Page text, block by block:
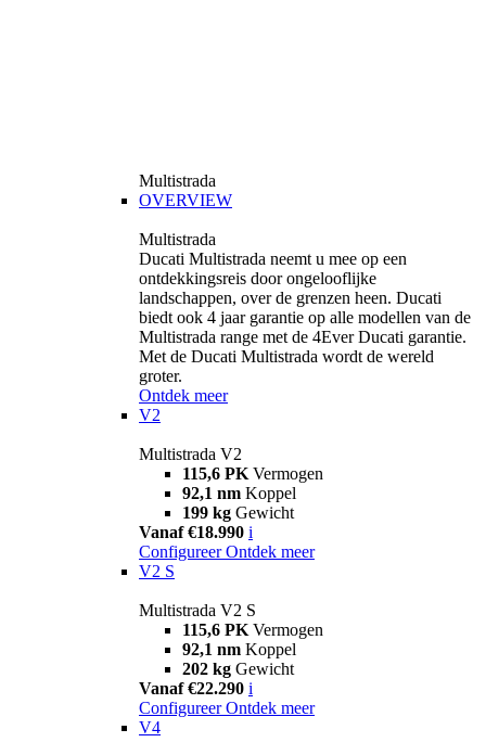
Multistrada
OVERVIEW
Multistrada
Ducati Multistrada neemt u mee op een
ontdekkingsreis door ongelooflijke
landschappen, over de grenzen heen. Ducati
biedt ook 4 jaar garantie op alle modellen van de
Multistrada range met de 4Ever Ducati garantie.
Met de Ducati Multistrada wordt de wereld
groter.
Ontdek meer
V2
Multistrada V2
115,6 PK Vermogen
92,1 nm Koppel
199 kg Gewicht
Vanaf €18.990 i
Configureer Ontdek meer
V2 S
Multistrada V2 S
115,6 PK Vermogen
92,1 nm Koppel
202 kg Gewicht
Vanaf €22.290 i
Configureer Ontdek meer
V4